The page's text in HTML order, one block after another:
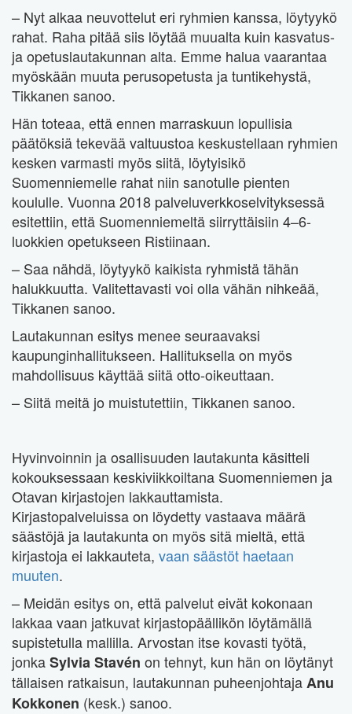
– Nyt alkaa neuvottelut eri ryhmien kanssa, löytyykö
rahat. Raha pitää siis löytää muualta kuin kasvatus-
ja opetuslautakunnan alta. Emme halua vaarantaa
myöskään muuta perusopetusta ja tuntikehystä,
Tikkanen sanoo.
Hän toteaa, että ennen marraskuun lopullisia
päätöksiä tekevää valtuustoa keskustellaan ryhmien
kesken varmasti myös siitä, löytyisikö
Suomenniemelle rahat niin sanotulle pienten
koululle. Vuonna 2018 palveluverkkoselvityksessä
esitettiin, että Suomenniemeltä siirryttäisiin 4–6-
luokkien opetukseen Ristiinaan.
– Saa nähdä, löytyykö kaikista ryhmistä tähän
halukkuutta. Valitettavasti voi olla vähän nihkeää,
Tikkanen sanoo.
Lautakunnan esitys menee seuraavaksi
kaupunginhallitukseen. Hallituksella on myös
mahdollisuus käyttää siitä otto-oikeuttaan.
– Siitä meitä jo muistutettiin, Tikkanen sanoo.
Hyvinvoinnin ja osallisuuden lautakunta käsitteli
kokouksessaan keskiviikkoiltana Suomenniemen ja
Otavan kirjastojen lakkauttamista.
Kirjastopalveluissa on löydetty vastaava määrä
säästöjä ja lautakunta on myös sitä mieltä, että
kirjastoja ei lakkauteta, vaan säästöt haetaan
muuten.
– Meidän esitys on, että palvelut eivät kokonaan
lakkaa vaan jatkuvat kirjastopäällikön löytämällä
supistetulla mallilla. Arvostan itse kovasti työtä,
jonkaSylvia Stavén on tehnyt, kun hän on löytänyt
tällaisen ratkaisun, lautakunnan puheenjohtajaAnu
Kokkonen (kesk.) sanoo.